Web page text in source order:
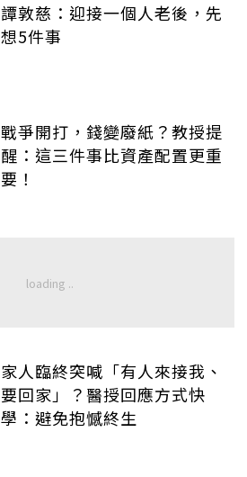
譚敦慈：迎接一個人老後，先
想5件事
戰爭開打，錢變廢紙？教授提
醒：這三件事比資產配置更重
要！
家人臨終突喊「有人來接我、
要回家」？醫授回應方式快
學：避免抱憾終生